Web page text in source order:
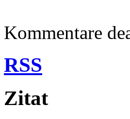
Kommentare
RSS
Zitat